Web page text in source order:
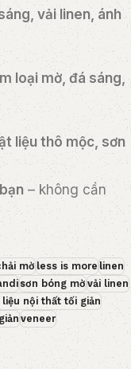
vải linen, ánh
loại mờ, đá sáng,
liệu thô mộc, sơn
– không cần
mờ less is more linen
sơn bóng mờ vải linen
liệu nội thất tối giản
veneer